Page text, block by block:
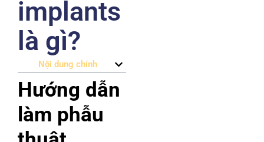
implants
là gì?
Nội dung chính
Hướng dẫn
làm phẫu